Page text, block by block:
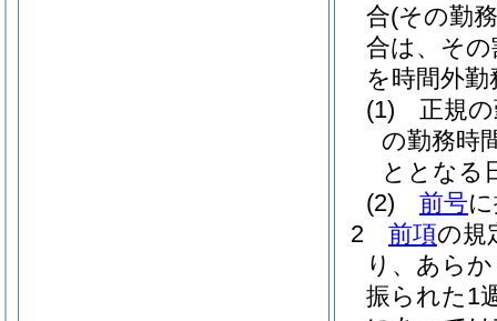
合(その勤
合は、そ
を時間外
(1)
正規
の勤務時
ととなる
(2)
前号
2
前項の規
り、あら
振られた1